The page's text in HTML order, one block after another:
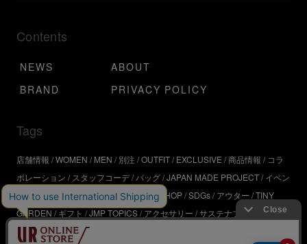
Contents
NEWS
ABOUT
BRAND
PRIVACY POLICY
Tags
店舗情報 WOMEN MEN 別注 OUTFIT EXCLUSIVE 商品情報
コラ
ボレーション
スタッフコーデ バッグ JAPAN MADE PROJECT イベン
ト アウトドア インタビュー WORKSHOP SDGs アウター TINY
GARDEN
ギフト JMP TOPICS アクセサリー サステナブル
UR
SDGs
ジュエリー